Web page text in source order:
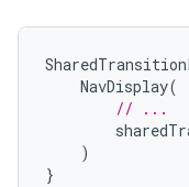
NavDisplay(
// ...
)
}